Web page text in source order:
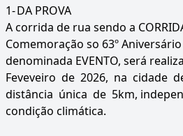
1-DA PROVA
A corrida de rua sendo a
Comemoração so 63º
denominada EVENTO, será
Feveveiro de 2026, na cidade
distância única de 5km,
condição climática.